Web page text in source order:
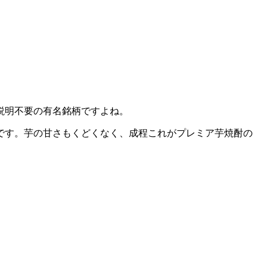
不要の有名銘柄ですよね。
。芋の甘さもくどくなく、成程これがプレミア芋焼酎の